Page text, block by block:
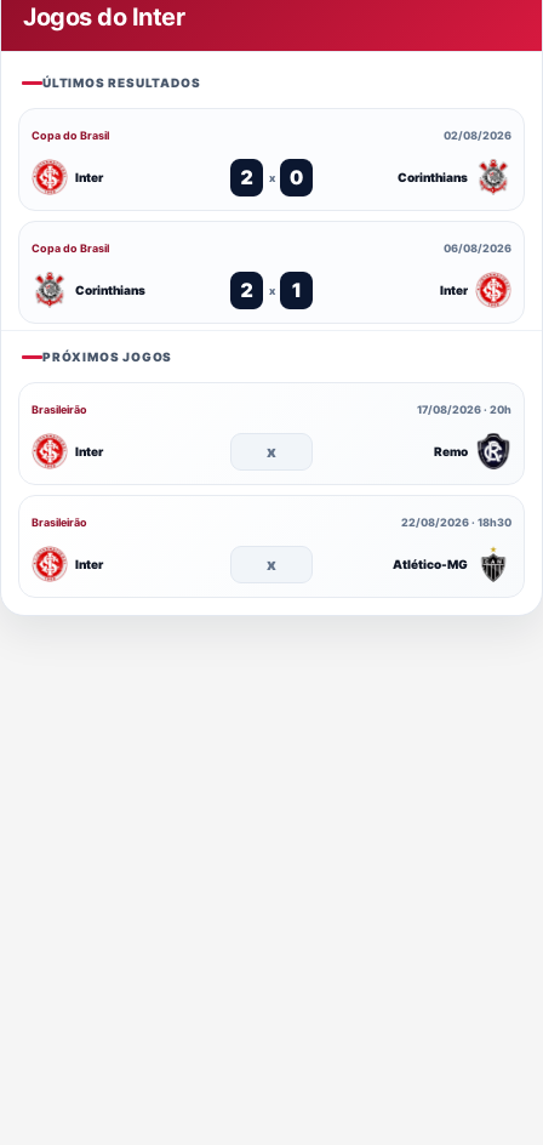
Jogos do Inter
ÚLTIMOS RESULTADOS
Copa do Brasil 02/08/2026
Inter 2 x 0 Corinthians
Copa do Brasil 06/08/2026
Corinthians 2 x 1 Inter
PRÓXIMOS JOGOS
Brasileirão 17/08/2026 · 20h
Inter x Remo
Brasileirão 22/08/2026 · 18h30
Inter x Atlético-MG